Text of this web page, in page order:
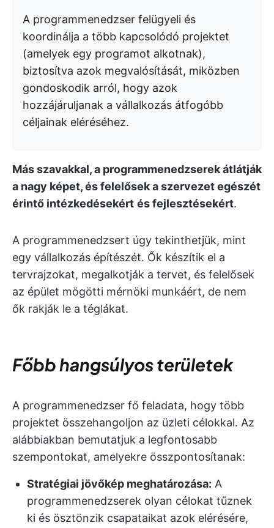
A programmenedzser felügyeli és
koordinálja a több kapcsolódó projektet
(amelyek egy programot alkotnak),
biztosítva azok megvalósítását, miközben
gondoskodik arról, hogy azok
hozzájáruljanak a vállalkozás átfogóbb
céljainak eléréséhez.
Más szavakkal, a programmenedzserek átlátják
a nagy képet, és felelősek a szervezet egészét
érintő intézkedésekért és fejlesztésekért.
A programmenedzsert úgy tekinthetjük, mint
egy vállalkozás építészét. Ők készítik el a
tervrajzokat, megalkotják a tervet, és felelősek
az épület mögötti mérnöki munkáért, de nem
ők rakják le a téglákat.
Főbb hangsúlyos területek
A programmenedzser fő feladata, hogy több
projektet összehangoljon az üzleti célokkal. Az
alábbiakban bemutatjuk a legfontosabb
szempontokat, amelyekre összpontosítanak:
Stratégiai jövőkép meghatározása: A
programmenedzserek olyan célokat tűznek
ki és ösztönzik csapataikat azok elérésére,